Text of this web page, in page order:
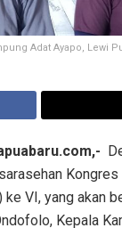
Adat Ayapo, Lewi
ke VI, yang akan
Kepala